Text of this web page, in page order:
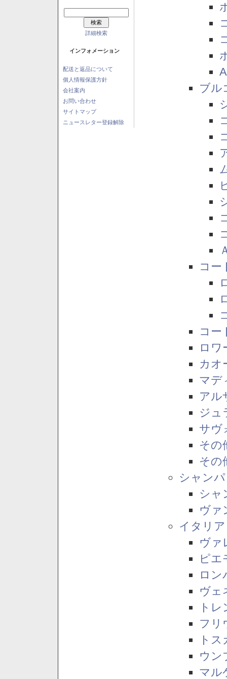
詳細検索
インフォメーション
配送と返品について
個人情報保護方針
会社案内
お問い合わせ
サイトマップ
ニュースレター登録解除
ブル
コー
コー
ロワ
カオ
マデ
アル
ジュ
サヴ
その
その
シャン
シャ
ヴァ
イタリア
ヴァ
ピエ
ロン
ヴェ
ト
フリ
ト
ウン
マル